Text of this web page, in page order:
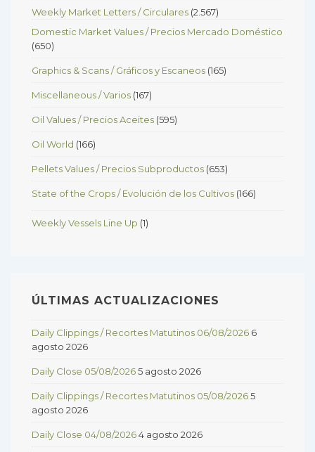
Weekly Market Letters / Circulares (2.567)
Domestic Market Values / Precios Mercado Doméstico
(650)
Graphics & Scans / Gráficos y Escaneos (165)
Miscellaneous / Varios (167)
Oil Values / Precios Aceites (595)
Oil World (166)
Pellets Values / Precios Subproductos (653)
State of the Crops / Evolución de los Cultivos (166)
Weekly Vessels Line Up (1)
ÚLTIMAS ACTUALIZACIONES
Daily Clippings / Recortes Matutinos 06/08/2026 6
agosto 2026
Daily Close 05/08/20265 agosto 2026
Daily Clippings / Recortes Matutinos 05/08/20265
agosto 2026
Daily Close 04/08/20264 agosto 2026